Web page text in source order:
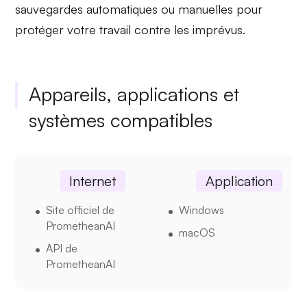
sauvegardes automatiques ou manuelles pour
protéger votre travail contre les imprévus.
Appareils, applications et
systèmes compatibles
Internet
Site officiel de
PrometheanAI
API de
PrometheanAI
Application
Windows
macOS